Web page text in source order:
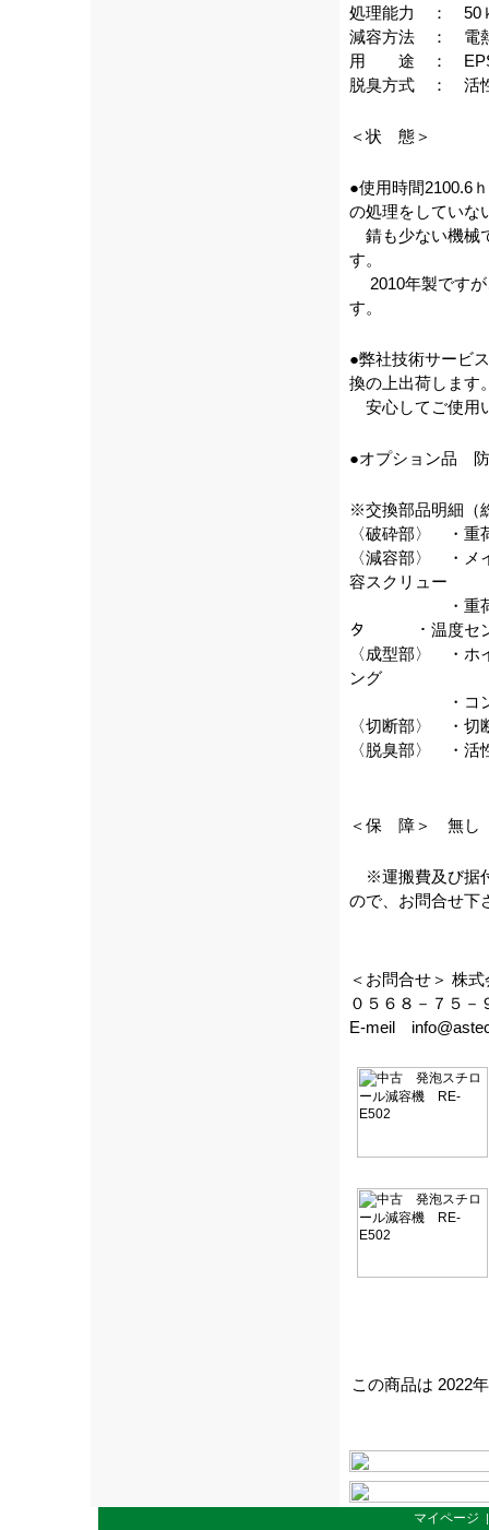
処理能力 ： 50
減容方法 ： 電
用 途 ： EPS・
脱臭方式 ： 活
＜状 態＞
●使用時間2100.6
の処理をしていな
錆も少ない機械
す。
2010年製ですが
す。
●弊社技術サービ
換の上出荷します
安心してご使用
●オプション品 防
※交換部品明細（
〈破砕部〉 ・重
〈減容部〉 ・
容スクリュー
・重荷重２
タ ・温度セ
〈成型部〉 ・ホ
ング
・コンベ
〈切断部〉 ・
〈脱臭部〉 ・
＜保 障＞ 無し
※運搬費及び据
ので、お問合せ下
＜お問合せ＞
０５６８－
E-meil
この商品は 2022
マイページ